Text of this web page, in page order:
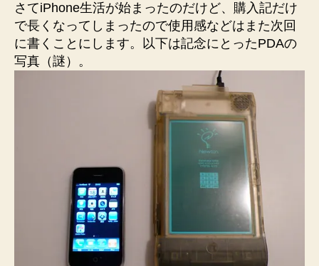
さてiPhone生活が始まったのだけど、購入記だけ
で長くなってしまったので使用感などはまた次回
に書くことにします。以下は記念にとったPDAの
写真（謎）。